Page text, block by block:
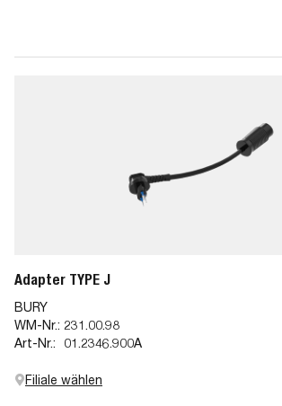
Adapter TYPE J
BURY
WM-Nr.: 231.00.98
Art-Nr.:
01.2346.900A
Filiale wählen